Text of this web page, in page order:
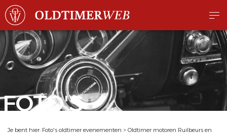
FOTO'S
Je bent hier: Foto's oldtimer evenementen > Oldtimer motoren Ruilbeurs en